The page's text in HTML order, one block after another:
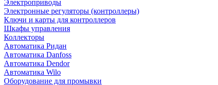
Электроприводы
Электронные регуляторы (контроллеры)
Ключи и карты для контроллеров
Шкафы управления
Коллекторы
Автоматика Ридан
Автоматика Danfoss
Автоматика Dendor
Автоматика Wilo
Оборудование для промывки